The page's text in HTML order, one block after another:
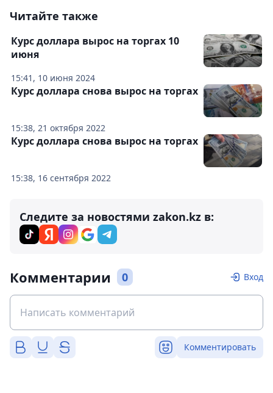
Читайте также
15:41, 10 июня 2024
Курс доллара вырос на торгах 10
июня
15:38, 21 октября 2022
Курс доллара снова вырос на торгах
15:38, 16 сентября 2022
Курс доллара снова вырос на торгах
Следите за новостями zakon.kz в:
Комментарии 0 Вход
Комментировать